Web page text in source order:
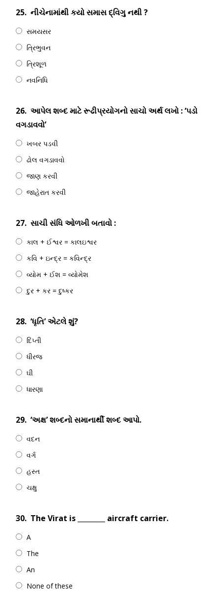
25. નીચેનામાંથી કયો સમાસ દ્વિગુ નથી ?
સમયસર
ત્રિભુવન
ત્રિશૂળ
નવનિધિ
26. આપેલ શબ્દ માટે રૂઢીપ્રયોગનો સાચો અર્થ લખો : ‘પડો
વગડાવવો’
ખબર પડવી
ઢોલ વગડાવવો
જાણ કરવી
જાહેરાત કરવી
27. સાચી સંધિ ઓળખી બતાવો :
કાલ + ઈશ્વર = કાલઇશ્વર
કવિ + ઇન્દ્ર = કવિન્દ્ર
વ્યોમ + ઈશ = વ્યોમેશ
દુર + કર = દુષ્કર
28. ‘ધૃતિ’ એટલે શું?
દિપ્તી
ધીરજ
ઘી
ધારણા
29. ‘અક્ષ’ શબ્દનો સમાનાર્થી શબ્દ આપો.
વદન
વર્ગ
હસ્ત
ચક્ષુ
30. The Virat is ________ aircraft carrier.
A
The
An
None of these